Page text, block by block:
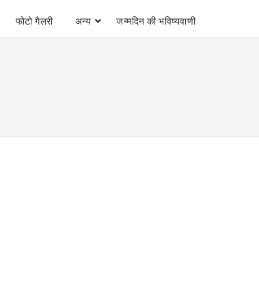
फोटो गैलरी अन्य जन्मदिन की भविष्यवाणी